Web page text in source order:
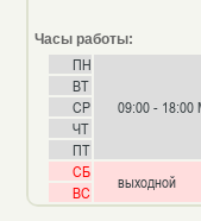
Часы работы:
ПН
09:00 -
ВТ
СР
ЧТ
ПТ
СБ
выходной
ВС